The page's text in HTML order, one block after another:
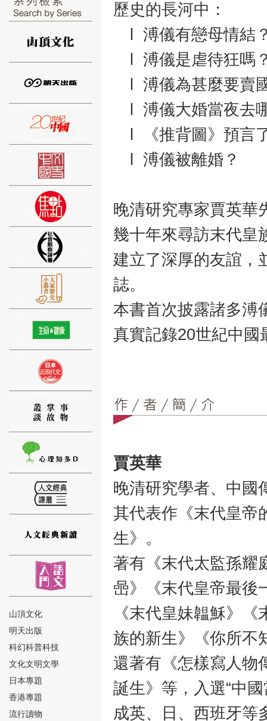
⑥
⑫
⑬
山頂文化
明天出版
科幻科普科技
文化文明文學
日本專題
香港專題
流行讀物
歷史的長河中：
l 溥儀有戀母情結
l 溥儀是虐待狂嗎
l 溥儀為甚麼要賣
l 溥儀大婚當夜去
l 《推背圖》預言
l 溥儀被離婚？
晚清研究專家賈英華
幾十年來尋訪末代皇
建立了深厚的友誼，
誌。
本書首次披露諸多溥
真實記錄20世紀中國
賈英華
晚清研究學者、中國
其代表作《末代皇帝
生》。
著有《末代太監孫耀
喦》《末代皇帝最後
《末代皇妹韞穌》
族的新生》《你所不
還著有《怎樣寫人物
誕生》等，入選“中
成英、日、西班牙等